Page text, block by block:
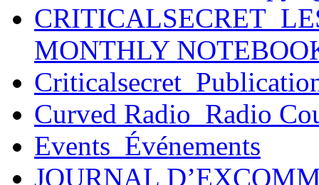
MONTHLY
Curved Radio_Radio
Events_Événements
JOURNAL